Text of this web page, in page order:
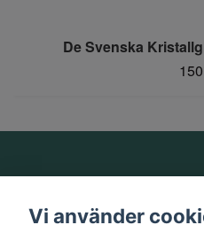
De Svenska
Vi använder